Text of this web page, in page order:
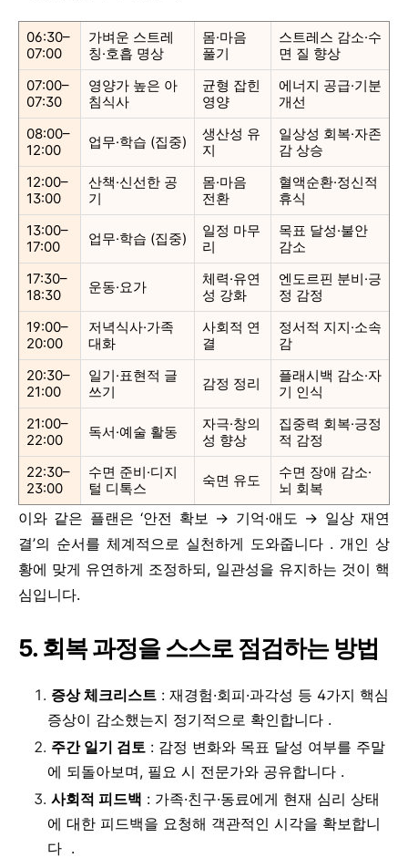
06:30–
07:00
가벼운 스트레
칭·호흡 명상
몸·마음
풀기
스트레스 감소·수
면 질 향상
07:00–
07:30
영양가 높은 아
침식사
균형 잡힌
영양
에너지 공급·기분
개선
08:00–
12:00
업무·학습 (집중)
생산성 유
지
일상성 회복·자존
감 상승
12:00–
13:00
산책·신선한 공
기
몸·마음
전환
혈액순환·정신적
휴식
13:00–
17:00
업무·학습 (집중)
일정 마무
리
목표 달성·불안
감소
17:30–
18:30
운동·요가
체력·유연
성 강화
엔도르핀 분비·긍
정 감정
19:00–
20:00
저녁식사·가족
대화
사회적 연
결
정서적 지지·소속
감
20:30–
21:00
일기·표현적 글
쓰기
감정 정리
플래시백 감소·자
기 인식
21:00–
22:00
독서·예술 활동
자극·창의
성 향상
집중력 회복·긍정
적 감정
22:30–
23:00
수면 준비·디지
털 디톡스
숙면 유도
수면 장애 감소·
뇌 회복
이와 같은 플랜은 ‘안전 확보 → 기억·애도 → 일상 재연
결’의 순서를 체계적으로 실천하게 도와줍니다 . 개인 상
황에 맞게 유연하게 조정하되, 일관성을 유지하는 것이 핵
심입니다.
5. 회복 과정을 스스로 점검하는 방법
증상 체크리스트 : 재경험·회피·과각성 등 4가지 핵심
증상이 감소했는지 정기적으로 확인합니다 .
주간 일기 검토 : 감정 변화와 목표 달성 여부를 주말
에 되돌아보며, 필요 시 전문가와 공유합니다 .
사회적 피드백 : 가족·친구·동료에게 현재 심리 상태
에 대한 피드백을 요청해 객관적인 시각을 확보합니
다 .